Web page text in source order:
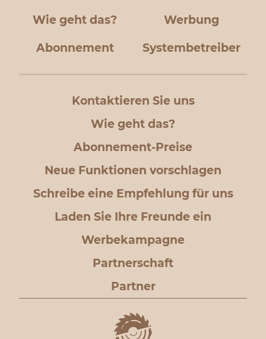
Wie geht das? Werbung
Abonnement Systembetreiber
Kontaktieren Sie uns
Wie geht das?
Abonnement-Preise
Neue Funktionen vorschlagen
Schreibe eine Empfehlung für uns
Laden Sie Ihre Freunde ein
Werbekampagne
Partnerschaft
Partner